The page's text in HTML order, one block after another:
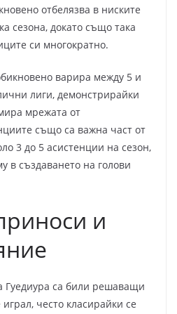
отбелязва в ниските
сезона, докато също така
си многократно.
варира между 5 и
лиги, демонстрирайки
мрежата от
също са важна част от
3 до 5 асистенции на сезон,
в създаването на голови
и
са били решаващи
често класирайки се